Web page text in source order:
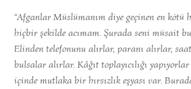
“Afganlar Müslümanım diye geçinen en kötü
hiçbir şekilde acımam. Şurada seni müsait
Elinden telefonunu alırlar, paranı alırlar,
bulsalar alırlar. Kâğıt toplayıcılığı
içinde mutlaka bir hırsızlık eşyası var.